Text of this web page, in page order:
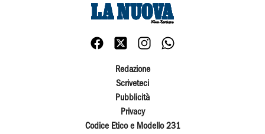
Redazione
Scriveteci
Pubblicità
Privacy
Codice Etico e Modello 231